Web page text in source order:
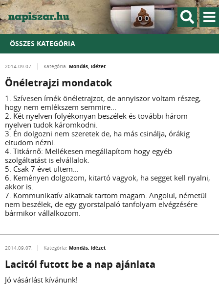
ÖSSZES KATEGÓRIA
2014.09.07. Kategória: Mondás, idézet
Önéletrajzi mondatok
1. Szívesen írnék önéletrajzot, de annyiszor voltam részeg,
hogy nem emlékszem semmire...
2. Két nyelven folyékonyan beszélek és további három
nyelven tudok káromkodni.
3. Én dolgozni nem szeretek de, ha más csinálja, órákig
eltudom nézni.
4. Titkárnő: Mellékesen megállapítom hogy egyéb
szolgáltatást is elvállalok.
5. Csak 7 évet ültem...
6. Keményen dolgozom, kitartó vagyok, ha segget kell nyalni,
akkor is.
7. Kommunikatív alkatnak tartom magam. Angolul, németül
nem beszélek, de egy gyorstalpaló tanfolyam elvégzésére
bármikor vállalkozom.
2014.09.07. Kategória: Mondás, idézet
Lacitól futott be a nap ajánlata
Jó vásárlást kívánunk!